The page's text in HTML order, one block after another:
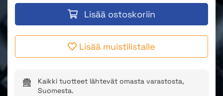
Lisää ostoskoriin
Lisää muistilistalle
Kaikki tuotteet lähtevät omasta varastosta,
Suomesta.